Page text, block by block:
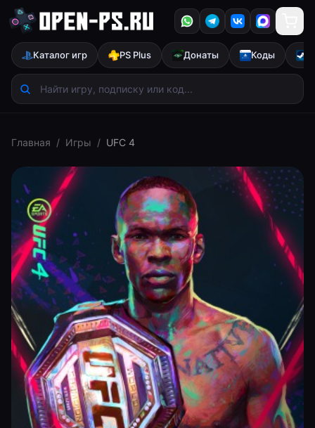
Каталог игр PS Plus Донаты Коды
Главная / Игры / UFC 4